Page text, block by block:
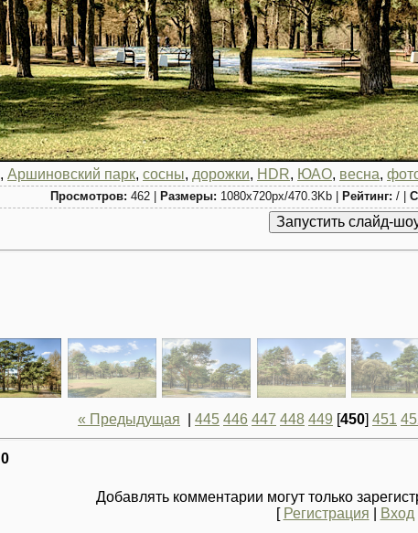
, Аршиновский парк, сосны, дорожки, HDR, ЮАО, весна,
Просмотров: 462 | Размеры: 1080x720px/470.3Kb | Рейтинг: / |
« Предыдущая 445 446 447 448 449 [450] 451
0
Добавлять комментарии могут только
[ Регистрация Вход